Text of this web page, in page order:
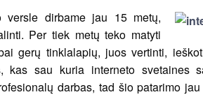
versle dirbame jau 15 metų,
Per tiek metų teko matyti
gerų tinklalapių, juos vertinti,
kas sau kuria interneto svetaines
darbas, tad šio patarimo